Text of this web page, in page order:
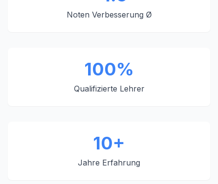
Noten Verbesserung Ø
100%
Qualifizierte Lehrer
10+
Jahre Erfahrung